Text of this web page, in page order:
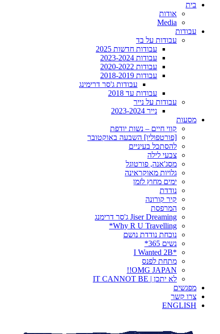
בית
אודות
Media
עבודות
עבודות על בד
עבודות חדשות 2025
עבודות 2023-2024
עבודות 2020-2022
עבודות 2018-2019
עבודות ג'סר דרימינג
עבודות עד 2018
עבודות על נייר
נייר 2023-2024
מסעות
קווי חיים – נשות יודפת
[פורטפוליו] השבעה באוקטובר
להסתכל בעיניים
צבעי לילה
מסג'אנה, פורטוגל
גלויות מאוקראינה
ימים מחוץ לזמן
נודדת
קיר קורונה
המרפסת
Jiser Dreaming ג'סר דרימנג
Why R U Travelling*
נוכחת נודדת נושם
נשים 365*
*I Wanted 2B
מתחת לפנס
OMG JAPAN!!
לא יתכן | IT CANNOT BE
מפגשים
צרו קשר
ENGLISH